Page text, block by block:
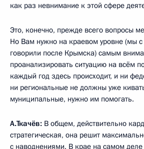
как раз невнимание к этой сфере
Это, конечно, прежде всего вопросы
Но Вам нужно на краевом уровне (мы
говорили после Крымска) самым
проанализировать ситуацию на всём
каждый год здесь происходит, и ни
ни региональные не должны уже
муниципальные, нужно им помогать.
А.Ткачёв: В общем, действительно
стратегическая, она решит
с наводнениями. В крае на самом деле